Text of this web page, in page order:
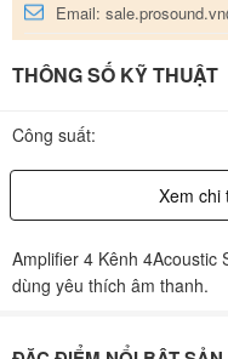
Email:
THÔNG SỐ KỸ THUẬT
Công suất:
Xem chi
Amplifier 4 Kênh 4Acoustic
dùng yêu thích âm thanh.